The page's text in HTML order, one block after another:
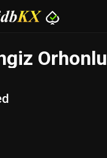
Orhonlu